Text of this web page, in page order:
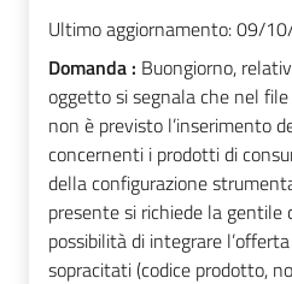
Ultimo aggiornamento:09/
Domanda : Buongiorno,
oggetto si segnala che nel
non è previsto l’inserimento
concernenti i prodotti di
della configurazione
presente si richiede la gentile
possibilità di integrare
sopracitati (codice prodotto,